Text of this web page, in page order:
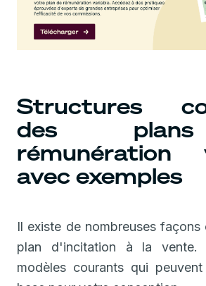
Structures
des
rémunération
avec exemples
Il existe de nombreuses façons
plan d'incitation à la vente.
modèles courants qui